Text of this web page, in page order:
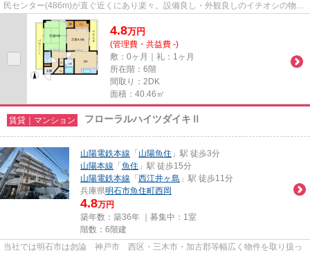
民センター(486m)が直ぐ近くにあり楽々。設備良し・外観良しのイチオシの物
件。耐火、耐震性の高い鉄筋コン...
4.8万円
(管理費・共益費 -)
敷：0ヶ月｜礼：1ヶ月
所在階：6階
間取り：2DK
面積：40.46㎡
賃貸｜マンション フローラルハイツダイキⅡ
山陽電鉄本線 「 山陽魚住 」駅 徒歩3分
山陽本線 「 魚住 」駅 徒歩15分
山陽電鉄本線 「 西江井ヶ島 」駅 徒歩11分
兵庫県明石市魚住町西岡
4.8万円
築年数：築36年 ｜募集中： 1室
階数：6階建
当社では明石市は勿論 神戸市 西区・三木市・加古郡等幅広く物件を取り扱っ